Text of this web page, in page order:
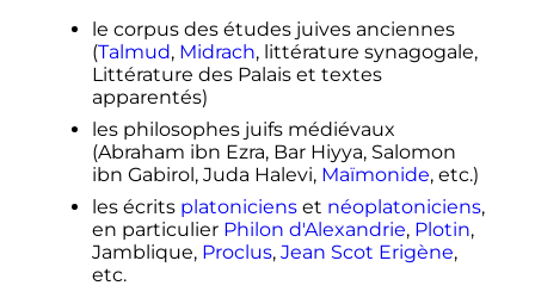
le corpus des études juives anciennes
(Talmud, Midrach, littérature synagogale,
Littérature des Palais et textes
apparentés)
les philosophes juifs médiévaux
(Abraham ibn Ezra, Bar Hiyya, Salomon
ibn Gabirol, Juda Halevi, Maïmonide, etc.)
les écrits platonicienset néoplatoniciens,
en particulier Philon d'Alexandrie, Plotin,
Jamblique, Proclus, Jean Scot Erigène,
etc.